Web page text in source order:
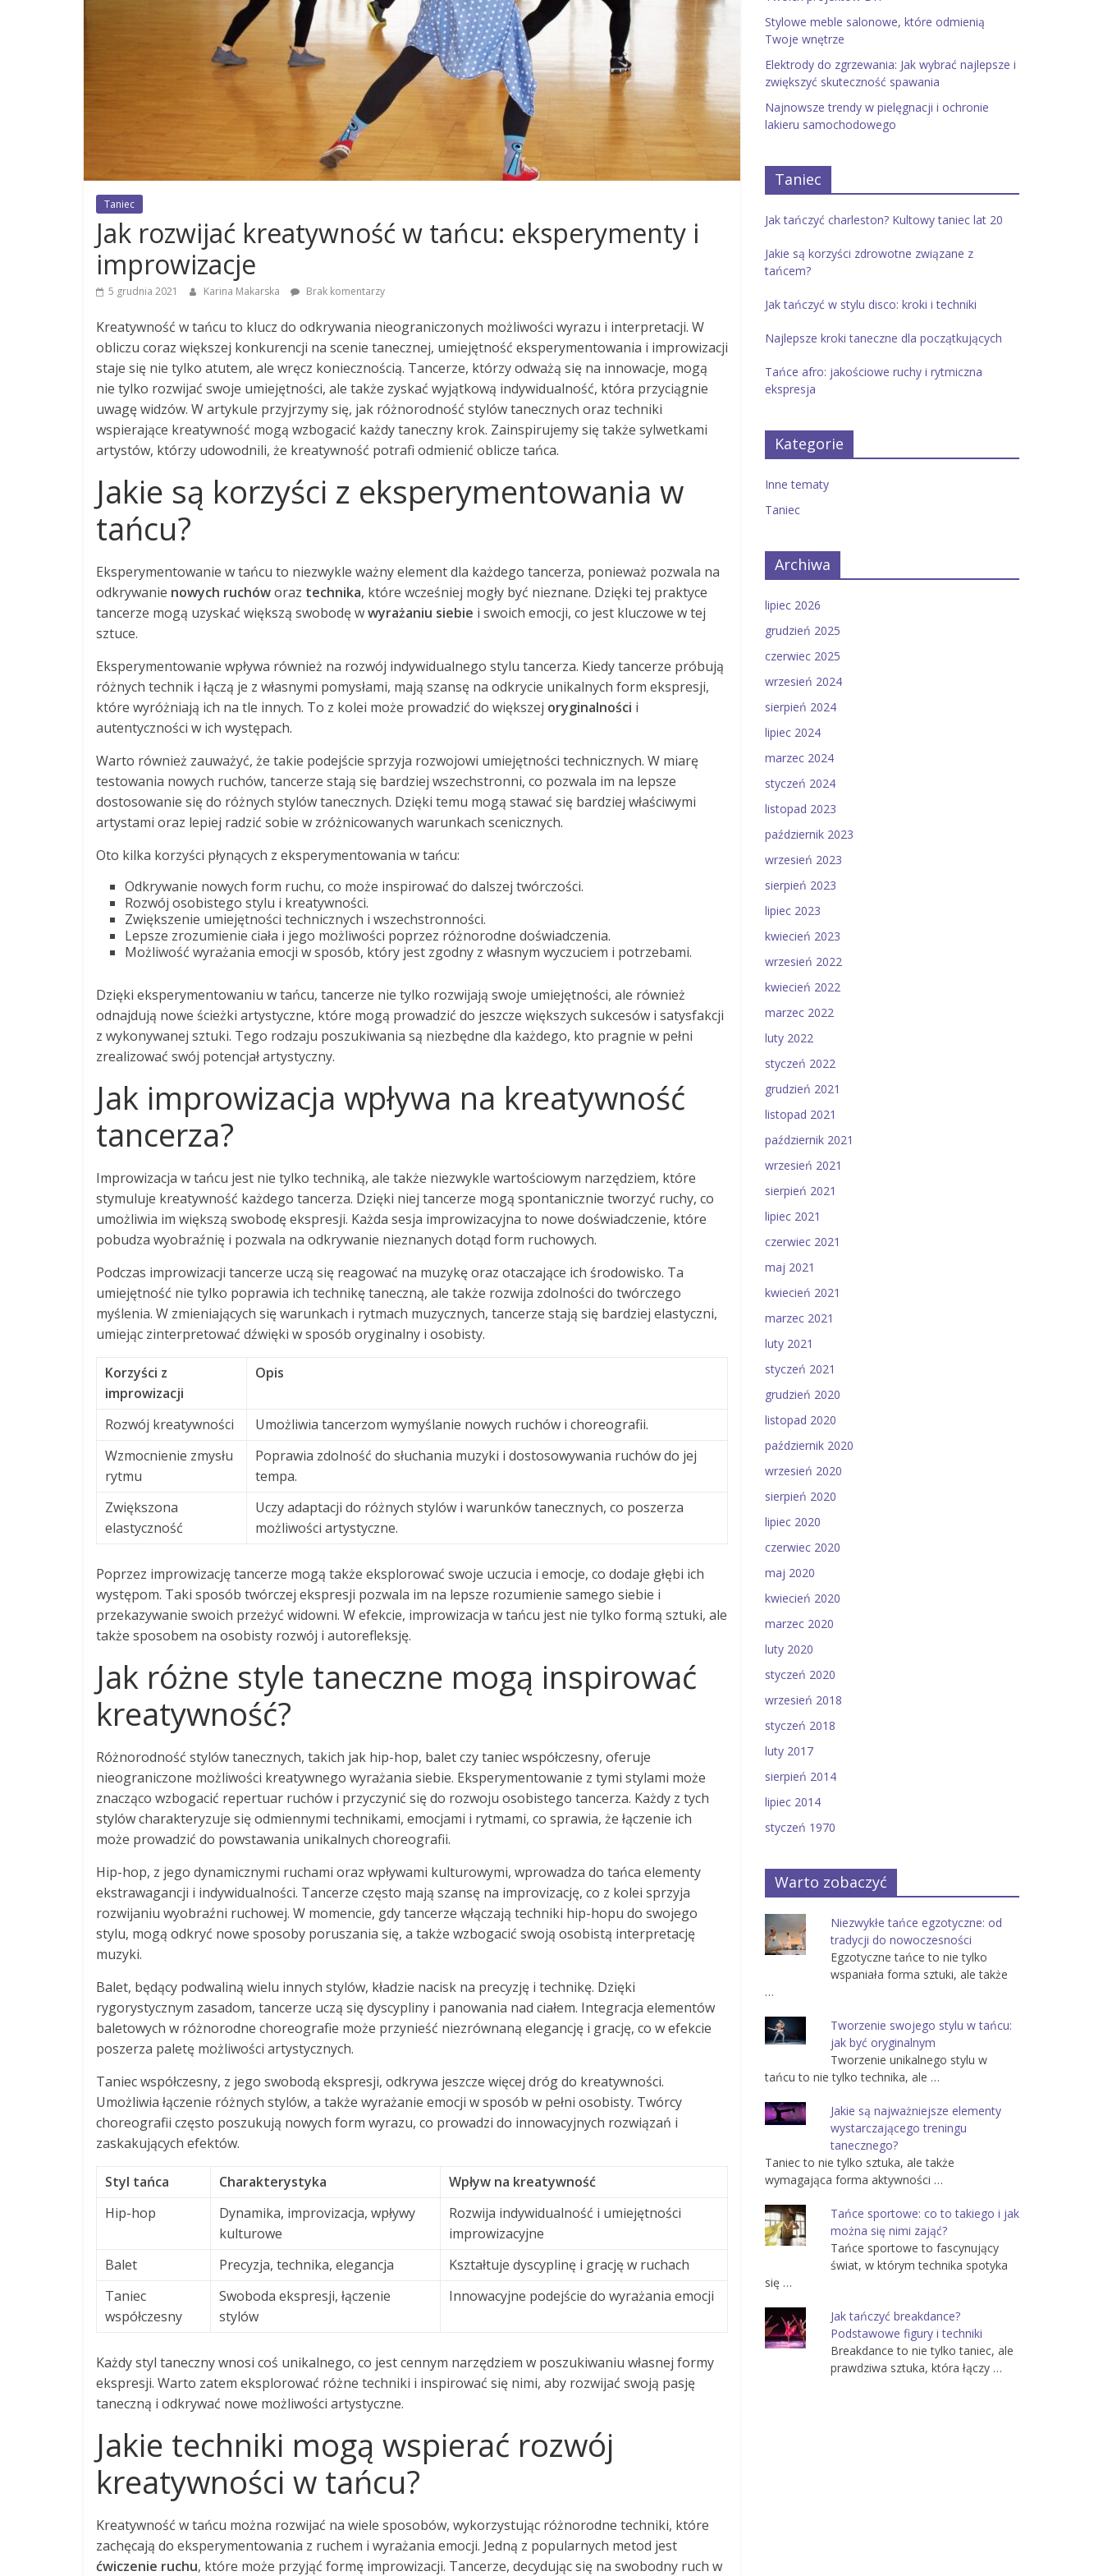
Taniec
Jak rozwijać kreatywność w tańcu: eksperymenty i
improwizacje
5 grudnia 2021 Karina Makarska Brak komentarzy
Kreatywność w tańcu to klucz do odkrywania nieograniczonych możliwości wyrazu i interpretacji. W
obliczu coraz większej konkurencji na scenie tanecznej, umiejętność eksperymentowania i improwizacji
staje się nie tylko atutem, ale wręcz koniecznością. Tancerze, którzy odważą się na innowacje, mogą
nie tylko rozwijać swoje umiejętności, ale także zyskać wyjątkową indywidualność, która przyciągnie
uwagę widzów. W artykule przyjrzymy się, jak różnorodność stylów tanecznych oraz techniki
wspierające kreatywność mogą wzbogacić każdy taneczny krok. Zainspirujemy się także sylwetkami
artystów, którzy udowodnili, że kreatywność potrafi odmienić oblicze tańca.
Jakie są korzyści z eksperymentowania w
tańcu?
Eksperymentowanie w tańcu to niezwykle ważny element dla każdego tancerza, ponieważ pozwala na
odkrywanie nowych ruchóworaz technika, które wcześniej mogły być nieznane. Dzięki tej praktyce
tancerze mogą uzyskać większą swobodę wwyrażaniu siebie i swoich emocji, co jest kluczowe w tej
sztuce.
Eksperymentowanie wpływa również na rozwój indywidualnego stylu tancerza. Kiedy tancerze próbują
różnych technik i łączą je z własnymi pomysłami, mają szansę na odkrycie unikalnych form ekspresji,
które wyróżniają ich na tle innych. To z kolei może prowadzić do większej oryginalności i
autentyczności w ich występach.
Warto również zauważyć, że takie podejście sprzyja rozwojowi umiejętności technicznych. W miarę
testowania nowych ruchów, tancerze stają się bardziej wszechstronni, co pozwala im na lepsze
dostosowanie się do różnych stylów tanecznych. Dzięki temu mogą stawać się bardziej właściwymi
artystami oraz lepiej radzić sobie w zróżnicowanych warunkach scenicznych.
Oto kilka korzyści płynących z eksperymentowania w tańcu:
Odkrywanie nowych form ruchu, co może inspirować do dalszej twórczości.
Rozwój osobistego stylu i kreatywności.
Zwiększenie umiejętności technicznych i wszechstronności.
Lepsze zrozumienie ciała i jego możliwości poprzez różnorodne doświadczenia.
Możliwość wyrażania emocji w sposób, który jest zgodny z własnym wyczuciem i potrzebami.
Dzięki eksperymentowaniu w tańcu, tancerze nie tylko rozwijają swoje umiejętności, ale również
odnajdują nowe ścieżki artystyczne, które mogą prowadzić do jeszcze większych sukcesów i satysfakcji
z wykonywanej sztuki. Tego rodzaju poszukiwania są niezbędne dla każdego, kto pragnie w pełni
zrealizować swój potencjał artystyczny.
Jak improwizacja wpływa na kreatywność
tancerza?
Improwizacja w tańcu jest nie tylko techniką, ale także niezwykle wartościowym narzędziem, które
stymuluje kreatywność każdego tancerza. Dzięki niej tancerze mogą spontanicznie tworzyć ruchy, co
umożliwia im większą swobodę ekspresji. Każda sesja improwizacyjna to nowe doświadczenie, które
pobudza wyobraźnię i pozwala na odkrywanie nieznanych dotąd form ruchowych.
Podczas improwizacji tancerze uczą się reagować na muzykę oraz otaczające ich środowisko. Ta
umiejętność nie tylko poprawia ich technikę taneczną, ale także rozwija zdolności do twórczego
myślenia. W zmieniających się warunkach i rytmach muzycznych, tancerze stają się bardziej elastyczni,
umiejąc zinterpretować dźwięki w sposób oryginalny i osobisty.
Korzyści z
improwizacji
Opis
Rozwój kreatywności
Umożliwia tancerzom wymyślanie nowych ruchów i choreografii.
Wzmocnienie zmysłu
rytmu
Poprawia zdolność do słuchania muzyki i dostosowywania ruchów do jej
tempa.
Zwiększona
elastyczność
Uczy adaptacji do różnych stylów i warunków tanecznych, co poszerza
możliwości artystyczne.
Poprzez improwizację tancerze mogą także eksplorować swoje uczucia i emocje, co dodaje głębi ich
występom. Taki sposób twórczej ekspresji pozwala im na lepsze rozumienie samego siebie i
przekazywanie swoich przeżyć widowni. W efekcie, improwizacja w tańcu jest nie tylko formą sztuki, ale
także sposobem na osobisty rozwój i autorefleksję.
Jak różne style taneczne mogą inspirować
kreatywność?
Różnorodność stylów tanecznych, takich jak hip-hop, balet czy taniec współczesny, oferuje
nieograniczone możliwości kreatywnego wyrażania siebie. Eksperymentowanie z tymi stylami może
znacząco wzbogacić repertuar ruchów i przyczynić się do rozwoju osobistego tancerza. Każdy z tych
stylów charakteryzuje się odmiennymi technikami, emocjami i rytmami, co sprawia, że łączenie ich
może prowadzić do powstawania unikalnych choreografii.
Hip-hop, z jego dynamicznymi ruchami oraz wpływami kulturowymi, wprowadza do tańca elementy
ekstrawagancji i indywidualności. Tancerze często mają szansę na improvizację, co z kolei sprzyja
rozwijaniu wyobraźni ruchowej. W momencie, gdy tancerze włączają techniki hip-hopu do swojego
stylu, mogą odkryć nowe sposoby poruszania się, a także wzbogacić swoją osobistą interpretację
muzyki.
Balet, będący podwaliną wielu innych stylów, kładzie nacisk na precyzję i technikę. Dzięki
rygorystycznym zasadom, tancerze uczą się dyscypliny i panowania nad ciałem. Integracja elementów
baletowych w różnorodne choreografie może przynieść niezrównaną elegancję i grację, co w efekcie
poszerza paletę możliwości artystycznych.
Taniec współczesny, z jego swobodą ekspresji, odkrywa jeszcze więcej dróg do kreatywności.
Umożliwia łączenie różnych stylów, a także wyrażanie emocji w sposób w pełni osobisty. Twórcy
choreografii często poszukują nowych form wyrazu, co prowadzi do innowacyjnych rozwiązań i
zaskakujących efektów.
Styl tańca Charakterystyka
Wpływ na kreatywność
Hip-hop
Dynamika, improvizacja, wpływy
kulturowe
Rozwija indywidualność i umiejętności
improwizacyjne
Balet
Precyzja, technika, elegancja
Kształtuje dyscyplinę i grację w ruchach
Taniec
współczesny
Swoboda ekspresji, łączenie
stylów
Innowacyjne podejście do wyrażania emocji
Każdy styl taneczny wnosi coś unikalnego, co jest cennym narzędziem w poszukiwaniu własnej formy
ekspresji. Warto zatem eksplorować różne techniki i inspirować się nimi, aby rozwijać swoją pasję
taneczną i odkrywać nowe możliwości artystyczne.
Jakie techniki mogą wspierać rozwój
kreatywności w tańcu?
Kreatywność w tańcu można rozwijać na wiele sposobów, wykorzystując różnorodne techniki, które
zachęcają do eksperymentowania z ruchem i wyrażania emocji. Jedną z popularnych metod jest
ćwiczenie ruchu, które może przyjąć formę improwizacji. Tancerze, decydując się na swobodny ruch w
Stylowe meble salonowe, które odmienią
Twoje wnętrze
Elektrody do zgrzewania: Jak wybrać najlepsze i
zwiększyć skuteczność spawania
Najnowsze trendy w pielęgnacji i ochronie
lakieru samochodowego
Taniec
Jak tańczyć charleston? Kultowy taniec lat 20
Jakie są korzyści zdrowotne związane z
tańcem?
Jak tańczyć w stylu disco: kroki i techniki
Najlepsze kroki taneczne dla początkujących
Tańce afro: jakościowe ruchy i rytmiczna
ekspresja
Kategorie
Inne tematy
Taniec
Archiwa
lipiec 2026
grudzień 2025
czerwiec 2025
wrzesień 2024
sierpień 2024
lipiec 2024
marzec 2024
styczeń 2024
listopad 2023
październik 2023
wrzesień 2023
sierpień 2023
lipiec 2023
kwiecień 2023
wrzesień 2022
kwiecień 2022
marzec 2022
luty 2022
styczeń 2022
grudzień 2021
listopad 2021
październik 2021
wrzesień 2021
sierpień 2021
lipiec 2021
czerwiec 2021
maj 2021
kwiecień 2021
marzec 2021
luty 2021
styczeń 2021
grudzień 2020
listopad 2020
październik 2020
wrzesień 2020
sierpień 2020
lipiec 2020
czerwiec 2020
maj 2020
kwiecień 2020
marzec 2020
luty 2020
styczeń 2020
wrzesień 2018
styczeń 2018
luty 2017
sierpień 2014
lipiec 2014
styczeń 1970
Warto zobaczyć
Niezwykłe tańce egzotyczne: od
tradycji do nowoczesności
Egzotyczne tańce to nie tylko
wspaniała forma sztuki, ale także
…
Tworzenie swojego stylu w tańcu:
jak być oryginalnym
Tworzenie unikalnego stylu w
tańcu to nie tylko technika, ale …
Jakie są najważniejsze elementy
wystarczającego treningu
tanecznego?
Taniec to nie tylko sztuka, ale także
wymagająca forma aktywności …
Tańce sportowe: co to takiego i jak
można się nimi zająć?
Tańce sportowe to fascynujący
świat, w którym technika spotyka
się …
Jak tańczyć breakdance?
Podstawowe figury i techniki
Breakdance to nie tylko taniec, ale
prawdziwa sztuka, która łączy …